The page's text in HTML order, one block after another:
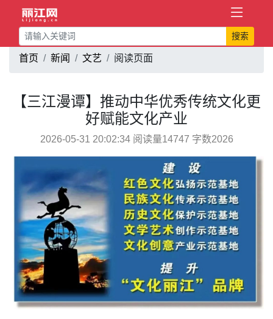
搜索
首页 新闻 文艺 阅读页面
【三江漫谭】推动中华优秀传统文化更
好赋能文化产业
2026-05-31 20:02:34 阅读量14747 字数2026